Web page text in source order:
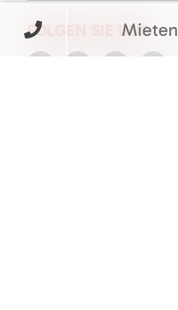
FOLGEN SIE UNSMieten